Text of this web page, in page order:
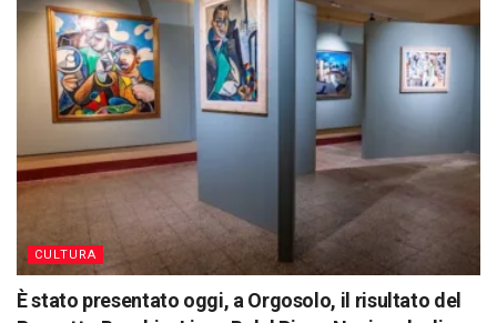
CULTURA
È stato presentato oggi, a Orgosolo, il risultato del